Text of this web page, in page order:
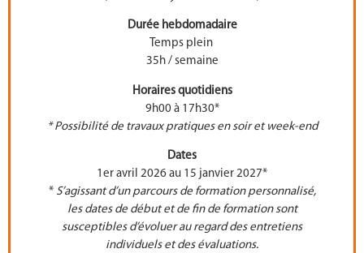
Durée hebdomadaire
Temps plein
35h / semaine
Horaires quotidiens
9h00 à 17h30*
* Possibilité de travaux pratiques en soir et week-end
Dates
1er avril 2026 au 15 janvier 2027*
* S’agissant d’un parcours de formation personnalisé,
les dates de début et de fin de formation sont
susceptibles d’évoluer au regard des entretiens
individuels et des évaluations.